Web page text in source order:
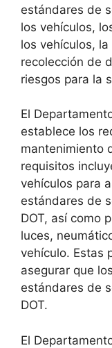
estándares de
los vehículos,
los vehículos,
recolección de
riesgos para la
El
establece los
mantenimiento
requisitos
vehículos para
estándares de
DOT, así como
luces,
vehículo. Estas
asegurar que
estándares de
DOT.
El